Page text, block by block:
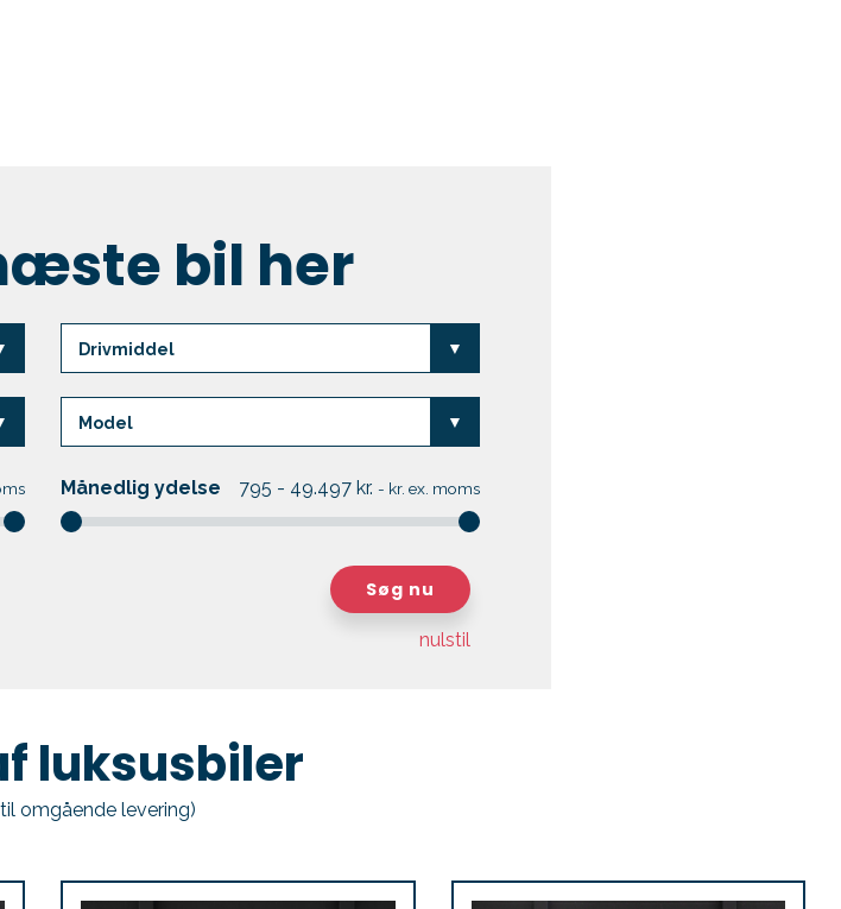
bil her
Månedlig ydelse 795 - 49.497kr. - kr. ex. moms
Søg nu
nulstil
luksusbiler
omgående levering)